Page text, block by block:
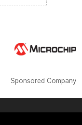
Sponsored Company